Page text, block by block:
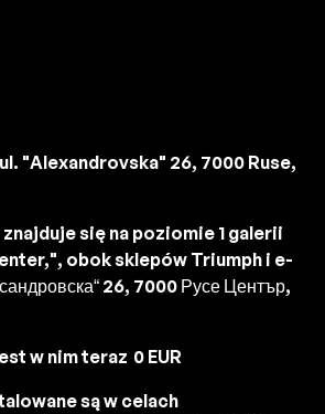
"Alexandrovska" 26, 7000 Ruse,
się na poziomie 1 galerii
obok sklepów Triumph i e-
26, 7000 Русе Център,
w nim teraz 0 EUR
są w celach